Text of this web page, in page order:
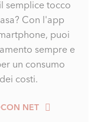
semplice tocco
Con l'app
puoi
sempre e
un consumo
costi.
NET